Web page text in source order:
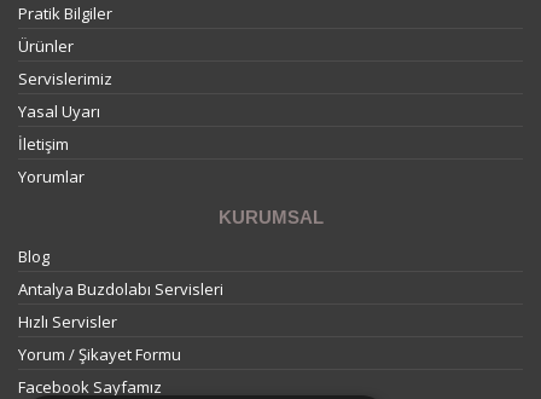
Pratik Bilgiler
Ürünler
Servislerimiz
Yasal Uyarı
İletişim
Yorumlar
KURUMSAL
Blog
Antalya Buzdolabı Servisleri
Hızlı Servisler
Yorum / Şikayet Formu
Facebook Sayfamız